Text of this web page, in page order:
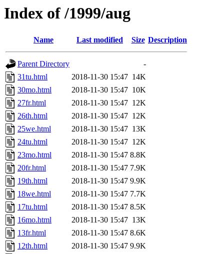
Index of /1999/aug
Name Last modified Size Description
Parent Directory
-
31tu.html
2018-11-30 15:47 14K
30mo.html
2018-11-30 15:47 10K
27fr.html
2018-11-30 15:47 12K
26th.html
2018-11-30 15:47 12K
25we.html
2018-11-30 15:47 13K
24tu.html
2018-11-30 15:47 12K
23mo.html
2018-11-30 15:47 8.8K
20fr.html
2018-11-30 15:47 7.9K
19th.html
2018-11-30 15:47 9.9K
18we.html
2018-11-30 15:47 7.7K
17tu.html
2018-11-30 15:47 8.5K
16mo.html
2018-11-30 15:47 13K
13fr.html
2018-11-30 15:47 8.6K
12th.html
2018-11-30 15:47 9.9K